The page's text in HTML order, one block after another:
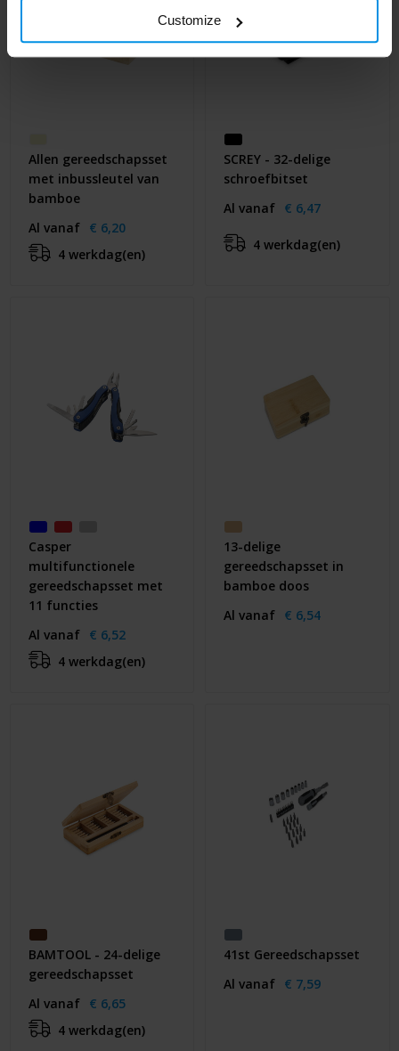
Customize
Allen gereedschapsset
met inbussleutel van
bamboe
Al vanaf € 6,20
4 werkdag(en)
SCREY - 32-delige
schroefbitset
Al vanaf € 6,47
4 werkdag(en)
Casper
multifunctionele
gereedschapsset met
11 functies
Al vanaf € 6,52
4 werkdag(en)
13-delige
gereedschapsset in
bamboe doos
Al vanaf € 6,54
BAMTOOL - 24-delige
gereedschapsset
Al vanaf € 6,65
4 werkdag(en)
41st Gereedschapsset
Al vanaf € 7,59